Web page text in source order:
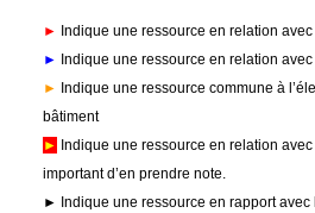
► Indique une ressource en relation
► Indique une ressource en relation
► Indique une ressource commune à
bâtiment
► Indique une ressource en relation
important d’en prendre note.
► Indique une ressource en rapport avec